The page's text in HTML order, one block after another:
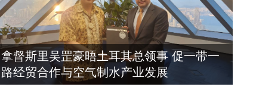
拿督斯里吴罡豪晤土耳其总领事 促一带一
路经贸合作与空气制水产业发展